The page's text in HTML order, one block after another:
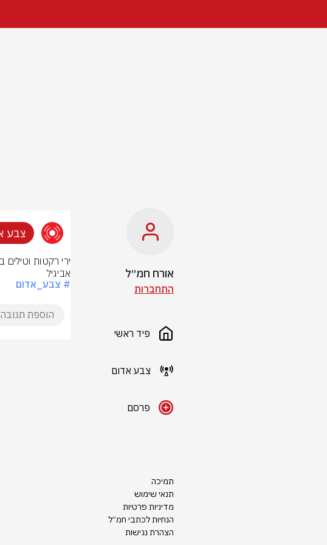
אורח חמ״ל
התחברות
פיד ראשי
צבע אדום
פרסם
תמיכה
תנאי שימוש
מדיניות פרטיות
הנחיות לכתבי חמ״ל
הצהרת נגישות
צבע
אביגיל
# צבע_אדום